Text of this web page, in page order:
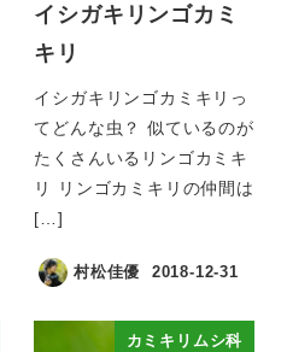
イシガキリンゴカミ
キリ
イシガキリンゴカミキリっ
てどんな虫？ 似ているのが
たくさんいるリンゴカミキ
リ リンゴカミキリの仲間は
[…]
村松佳優 2018-12-31
カミキリムシ科